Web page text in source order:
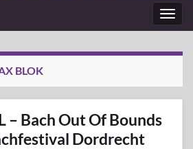
BLOK
– Bach Out Of Bounds
Dordrecht